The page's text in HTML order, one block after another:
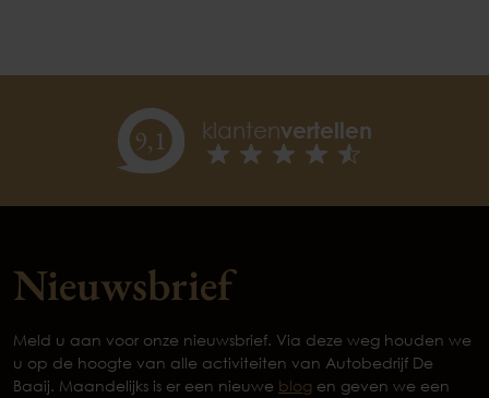
9,1 klantenvertellen
Nieuwsbrief
Meld u aan voor onze nieuwsbrief. Via deze weg houden we
u op de hoogte van alle activiteiten van Autobedrijf De
Baaij. Maandelijks is er een nieuwe blog en geven we een